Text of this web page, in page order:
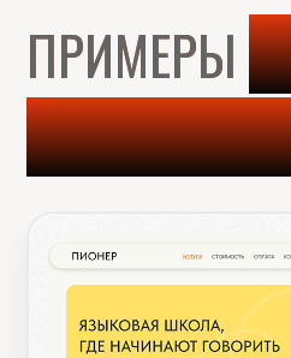
Разработка сайта для